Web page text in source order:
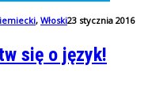
, Włoski23 stycznia 2016
się o język!